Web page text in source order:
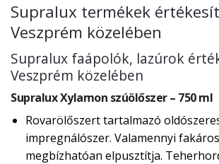
Supralux termékek
Veszprém közelében
Supralux faápolók, lazúrok
Veszprém közelében
Supralux Xylamon szúölőszer – 750 ml
Rovarölőszert tartalmazó
impregnálószer. Valamennyi
megbízhatóan elpusztítja.